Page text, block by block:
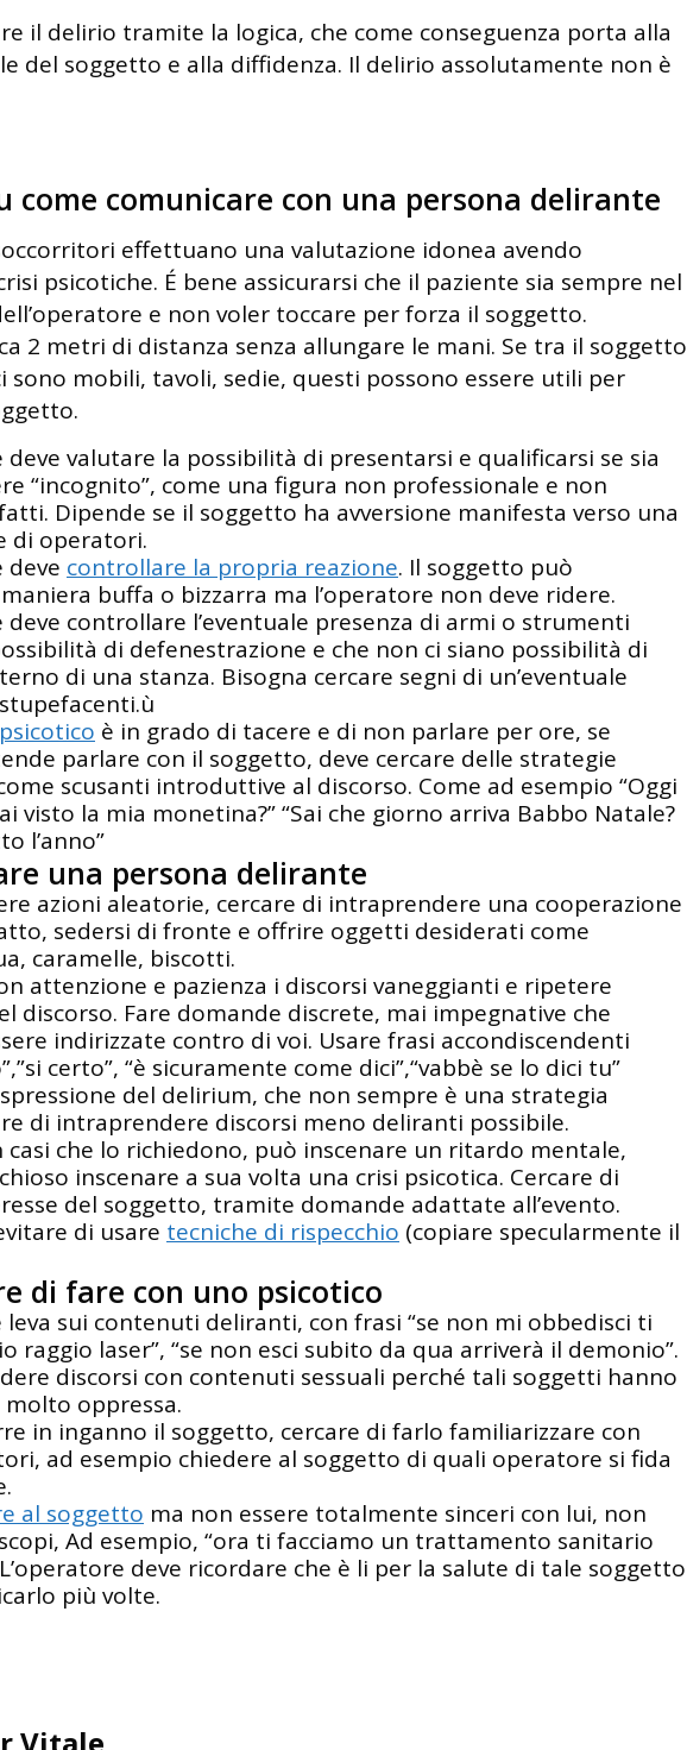
il delirio tramite la logica, che come conseguenza porta alla
del soggetto e alla diffidenza. Il delirio assolutamente non è
come comunicare con una persona delirante
effettuano una valutazione idonea avendo
psicotiche. É bene assicurarsi che il paziente sia sempre nel
e non voler toccare per forza il soggetto.
2 metri di distanza senza allungare le mani. Se tra il soggetto
sono mobili, tavoli, sedie, questi possono essere utili per
deve valutare la possibilità di presentarsi e qualificarsi se sia
“incognito”, come una figura non professionale e non
Dipende se il soggetto ha avversione manifesta verso una
di operatori.
deve controllare la propria reazione. Il soggetto può
buffa o bizzarra ma l’operatore non deve ridere.
deve controllare l’eventuale presenza di armi o strumenti
di defenestrazione e che non ci siano possibilità di
di una stanza. Bisogna cercare segni di un’eventuale
è in grado di tacere e di non parlare per ore, se
parlare con il soggetto, deve cercare delle strategie
scusanti introduttive al discorso. Come ad esempio “Oggi
visto la mia monetina?” “Sai che giorno arriva Babbo Natale?
l’anno”
una persona delirante
azioni aleatorie, cercare di intraprendere una cooperazione
sedersi di fronte e offrire oggetti desiderati come
caramelle, biscotti.
attenzione e pazienza i discorsi vaneggianti e ripetere
discorso. Fare domande discrete, mai impegnative che
indirizzate contro di voi. Usare frasi accondiscendenti
certo”, “è sicuramente come dici”,“vabbè se lo dici tu”
del delirium, che non sempre è una strategia
di intraprendere discorsi meno deliranti possibile.
casi che lo richiedono, può inscenare un ritardo mentale,
inscenare a sua volta una crisi psicotica. Cercare di
del soggetto, tramite domande adattate all’evento.
di usare tecniche di rispecchio (copiare specularmente il
di fare con uno psicotico
leva sui contenuti deliranti, con frasi “se non mi obbedisci ti
raggio laser”, “se non esci subito da qua arriverà il demonio”.
discorsi con contenuti sessuali perché tali soggetti hanno
oppressa.
in inganno il soggetto, cercare di farlo familiarizzare con
ad esempio chiedere al soggetto di quali operatore si fida
al soggetto ma non essere totalmente sinceri con lui, non
Ad esempio, “ora ti facciamo un trattamento sanitario
deve ricordare che è li per la salute di tale soggetto
più volte.